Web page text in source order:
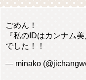
ごめん！
『私のIDはカンナム美
でした！！
— minako